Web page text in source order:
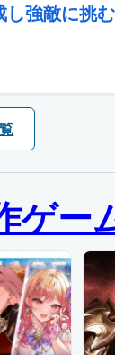
強敵に挑
ゲー